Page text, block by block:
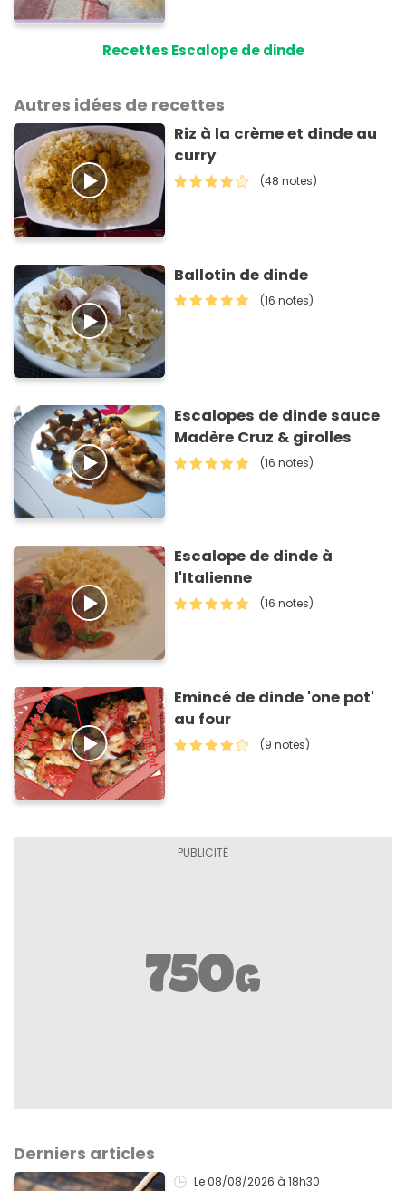
Recettes Escalope de dinde
Autres idées de recettes
Riz à la crème et dinde au
curry
(48 notes)
Ballotin de dinde
(16 notes)
Escalopes de dinde sauce
Madère Cruz & girolles
(16 notes)
Escalope de dinde à
l'Italienne
(16 notes)
Emincé de dinde 'one pot'
au four
(9 notes)
Derniers articles
Le 08/08/2026 à 18h30